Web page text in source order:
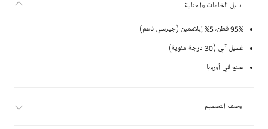
دليل الخامات والعناية
95% قطن، 5% إيلاستين (جيرسي ناعم)
غسيل آلي (30 درجة مئوية)
صنع في أوروبا
وصف التصميم